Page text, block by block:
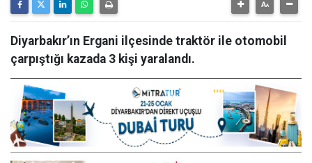
Diyarbakır’ın Ergani ilçesinde traktör ile otomobil
çarpıştığı kazada 3 kişi yaralandı.